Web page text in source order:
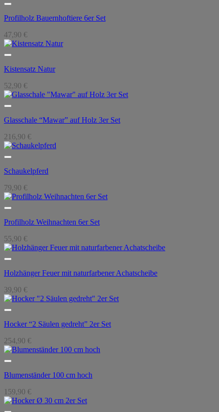
Profilholz Bauernhoftiere 6er Set
47,90 €
Kistensatz Natur
52,90 €
Glasschale “Mawar” auf Holz 3er Set
216,90 €
Schaukelpferd
79,90 €
Profilholz Weihnachten 6er Set
55,90 €
Holzhänger Feuer mit naturfarbener Achatscheibe
39,90 €
Hocker “2 Säulen gedreht” 2er Set
254,90 €
Blumenständer 100 cm hoch
159,90 €